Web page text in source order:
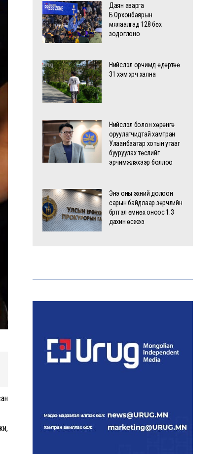
Даян аварга
Б.Орхонбаярын
мялаалгад 128 бөх
зодоглоно
Нийслэл орчимд өдөртөө
31 хэм хүрч хална
Нийслэл болон хөрөнгө
оруулагчидтай хамтран
Улаанбаатар хотын утааг
бууруулах төслийг
эрчимжүүлэхээр боллоо
Энэ оны эхний долоон
сарын байдлаар зөрчлийн
бүртгэл өмнөх оноос 1.3
дахин өсжээ
оролцлоо
цахим үйлчилгээг иргэдэд
хүргэлээ